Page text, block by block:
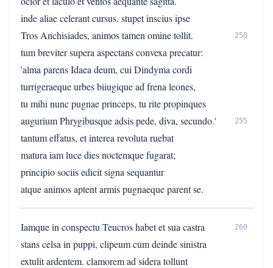
inde aliae celerant cursus. stupet inscius ipse
Tros Anchisiades, animos tamen omine tollit.
250
tum breviter supera aspectans convexa precatur:
'alma parens Idaea deum, cui Dindyma cordi
turrigeraeque urbes biiugique ad frena leones,
tu mihi nunc pugnae princeps, tu rite propinques
augurium Phrygibusque adsis pede, diva, secundo.'
255
tantum effatus, et interea revoluta ruebat
matura iam luce dies noctemque fugarat;
principio sociis edicit signa sequantur
atque animos aptent armis pugnaeque parent se.
Iamque in conspectu Teucros habet et sua castra 260
stans celsa in puppi, clipeum cum deinde sinistra
extulit ardentem. clamorem ad sidera tollunt